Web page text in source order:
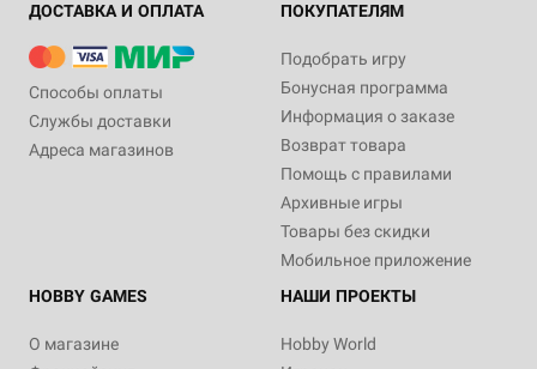
ДОСТАВКА И ОПЛАТА
Способы оплаты
Службы доставки
Адреса магазинов
ПОКУПАТЕЛЯМ
Подобрать игру
Бонусная программа
Информация о заказе
Возврат товара
Помощь с правилами
Архивные игры
Товары без скидки
Мобильное приложение
HOBBY GAMES
О магазине
НАШИ ПРОЕКТЫ
Hobby World